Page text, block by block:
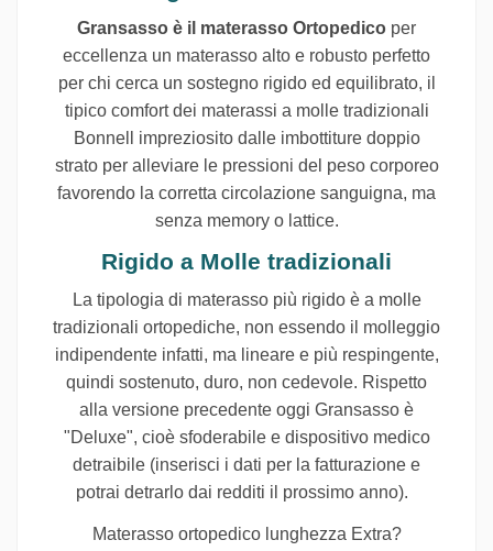
Gransasso è il materasso Ortopedico per
eccellenza un materasso alto e robusto perfetto
per chi cerca un sostegno rigido ed equilibrato, il
tipico comfort dei materassi a molle tradizionali
Bonnell impreziosito dalle imbottiture doppio
strato per alleviare le pressioni del peso corporeo
favorendo la corretta circolazione sanguigna, ma
senza memory o lattice.
Rigido a Molle tradizionali
La tipologia di materasso più rigido è a molle
tradizionali ortopediche, non essendo i l molleggio
indipendente infatti, ma lineare e più respingente,
quindi sostenuto, duro, non cedevole. Rispetto
alla versione precedente oggi Gransasso è
"Deluxe", cioè sfoderabile e dispositivo medico
detraibile (inserisci i dati per la fatturazione e
potrai detrarlo dai redditi il prossimo anno).
Materasso ortopedico lunghezza Extra?